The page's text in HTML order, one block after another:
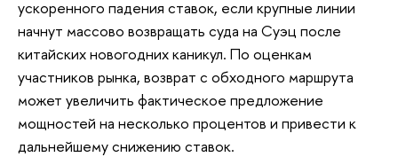
ускоренного падения ставок, если крупные линии
начнут массово возвращать суда на Суэц после
китайских новогодних каникул. По оценкам
участников рынка, возврат с обходного маршрута
может увеличить фактическое предложение
мощностей на несколько процентов и привести к
дальнейшему снижению ставок.